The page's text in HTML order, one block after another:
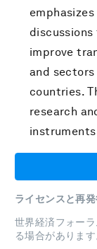
improve
and
countries.
research
ライセンスと再
世界経済フォーラ
る場合があります